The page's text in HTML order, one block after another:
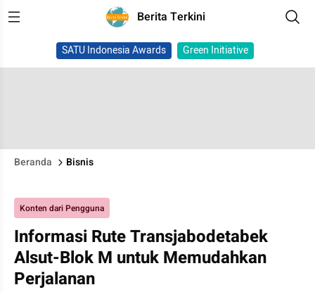
Berita Terkini
SATU Indonesia Awards Green Initiative
Beranda Bisnis
Konten dari Pengguna
Informasi Rute Transjabodetabek
Alsut-Blok M untuk Memudahkan
Perjalanan